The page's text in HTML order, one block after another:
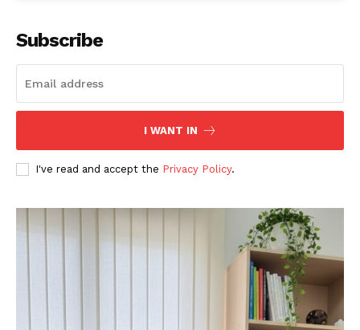
News Week
Magazine PRO
Subscribe
I WANT IN
I've read and accept the Privacy Policy.